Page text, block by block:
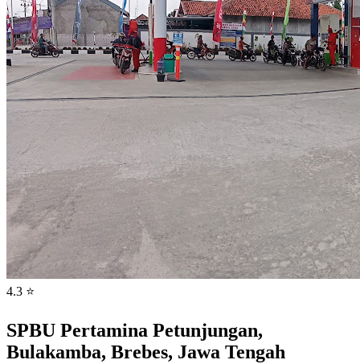
4.3 ⭐
SPBU Pertamina Petunjungan,
Bulakamba, Brebes, Jawa Tengah